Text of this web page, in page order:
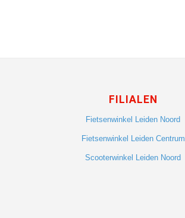
FILIALEN
Fietsenwinkel Leiden Noord
Fietsenwinkel Leiden Centrum
Scooterwinkel Leiden Noord